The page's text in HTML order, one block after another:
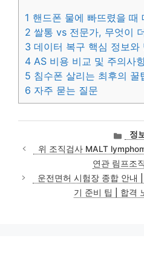
1 핸드폰 물에 빠뜨렸을 때
2 쌀통 vs 전문가, 무엇이
3 데이터 복구 핵심 정보와
4 AS 비용 비교 및 주의사
5 침수폰 살리는 최후의 꿀
6 자주 묻는 질문
카
테
고
리
정
위 조직검사 MALT
연관 림프조
운전면허 시험장 종합 안내
기 준비 팁 | 합격